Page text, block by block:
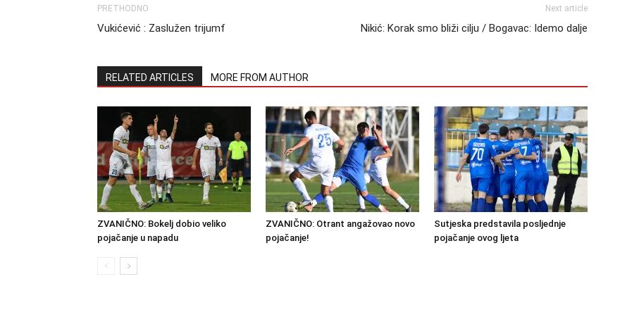
PRETHODNO
Vukićević : Zaslužen trijumf
Next article
Nikić: Korak smo bliži cilju / Bogavac: Idemo dalje
RELATED ARTICLES MORE FROM AUTHOR
ZVANIČNO: Bokelj dobio veliko
pojačanje u napadu
ZVANIČNO: Otrant angažovao novo
pojačanje!
Sutjeska predstavila posljednje
pojačanje ovog ljeta